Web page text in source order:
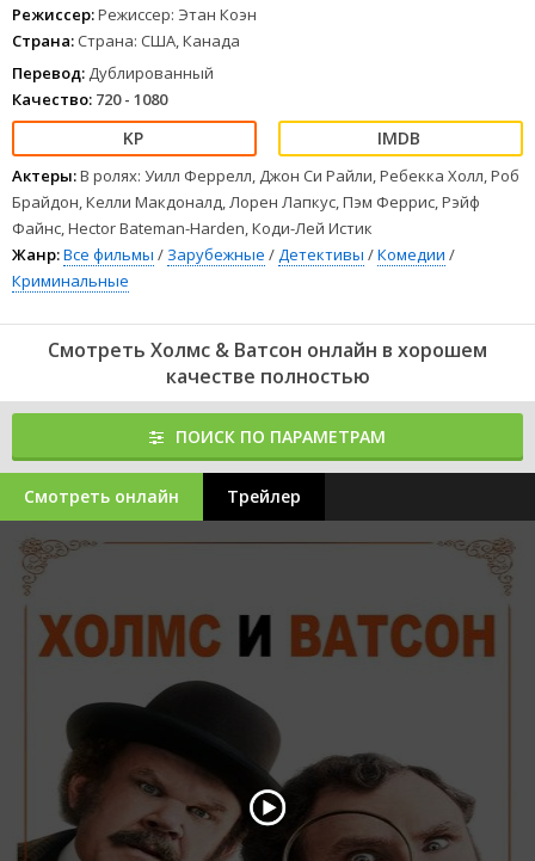
Режиссер:Режиссер: Этан Коэн
Страна: Страна: США, Канада
Перевод: Дублированный
Качество: 720 - 1080
Актеры:В ролях: Уилл Феррелл, Джон Си Райли, Ребекка Холл, Роб
Брайдон, Келли Макдоналд, Лорен Лапкус, Пэм Феррис, Рэйф
Файнс, Hector Bateman-Harden, Коди-Лей Истик
Жанр:Все фильмы / Зарубежные /Детективы /Комедии /
Криминальные
Смотреть Холмс & Ватсон онлайн в хорошем
качестве полностью
ПОИСК ПО ПАРАМЕТРАМ
Смотреть онлайн Трейлер